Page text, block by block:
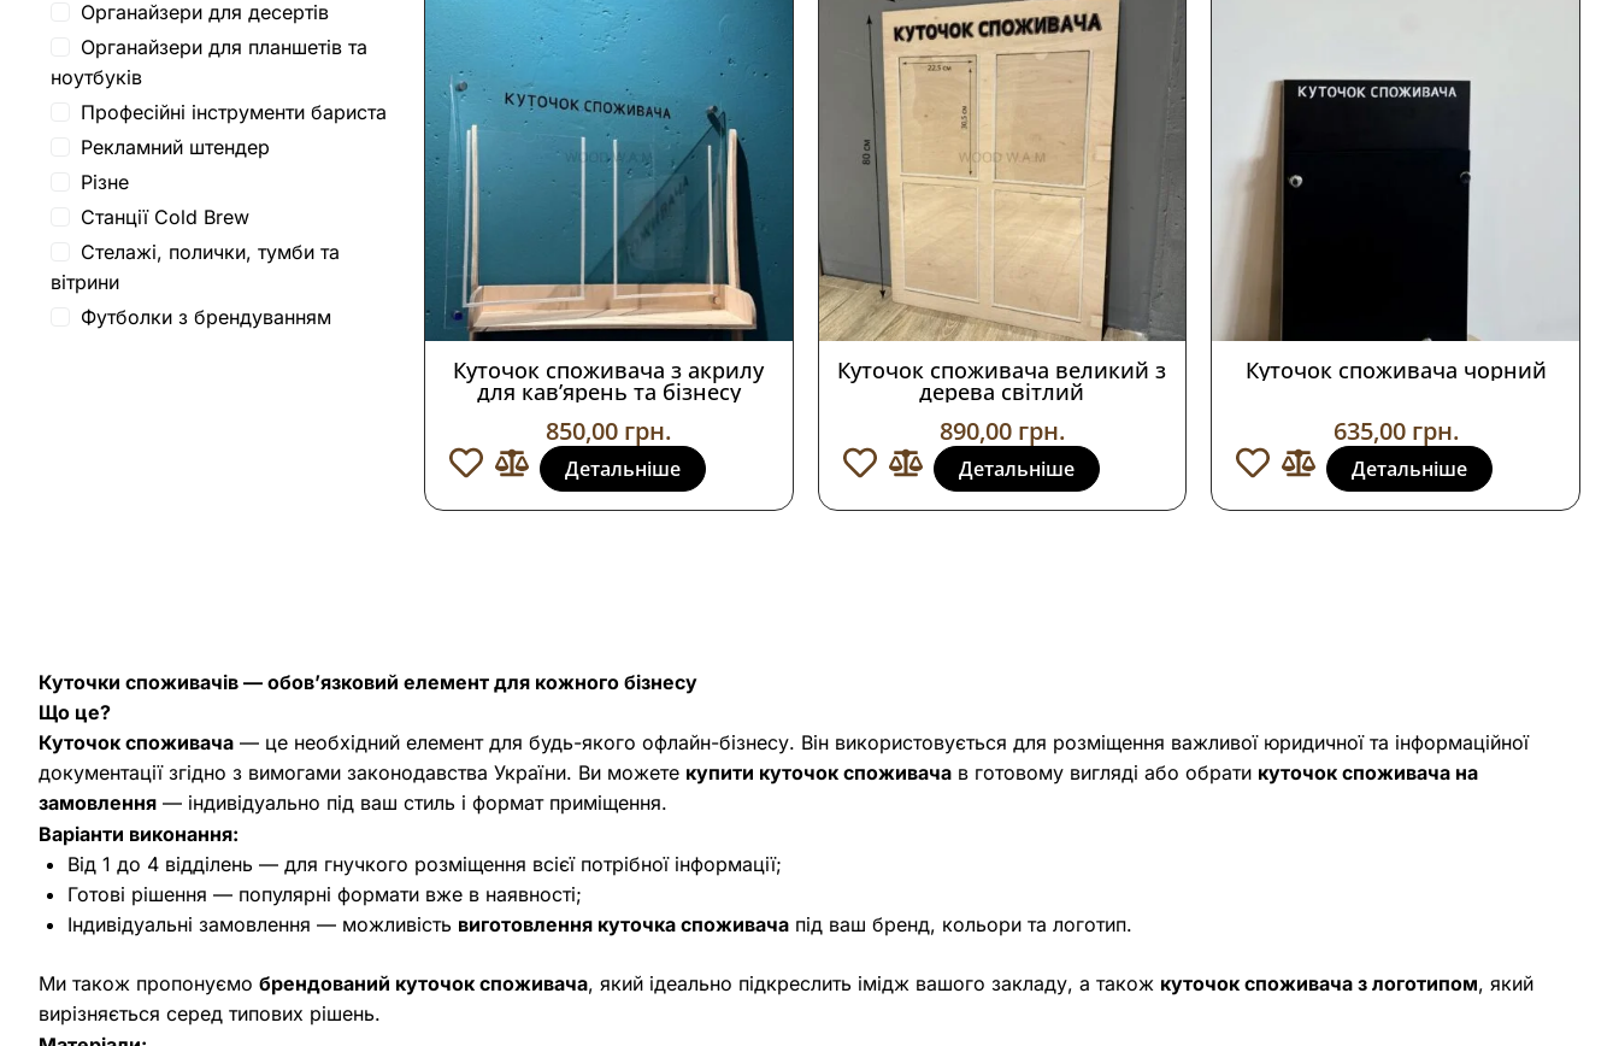
Органайзери для десертів
Органайзери для планшетів та
ноутбуків
Професійні інструменти бариста
Рекламний штендер
Різне
Станції Cold Brew
Стелажі, полички, тумби та
вітрини
Футболки з брендуванням
Куточок споживача з акрилу
для кавʼярень та бізнесу
850,00 грн.
Детальніше
Куточок споживача великий з
дерева світлий
890,00 грн.
Детальніше
Куточок споживача чорний
635,00 грн.
Детальніше
Куточки споживачів — обовʼязковий елемент для кожного бізнесу
Що це?
Куточок споживача — це необхідний елемент для будь-якого офлайн-бізнесу. Він використовується для розміщення важливої юридичної та інформаційної
документації згідно з вимогами законодавства України. Ви можете купити куточок споживача в готовому вигляді або обрати куточок споживача на
замовлення — індивідуально під ваш стиль і формат приміщення.
Варіанти виконання:
Від 1 до 4 відділень — для гнучкого розміщення всієї потрібної інформації;
Готові рішення — популярні формати вже в наявності;
Індивідуальні замовлення — можливість виготовлення куточка споживача під ваш бренд, кольори та логотип.
Ми також пропонуємо брендований куточок споживача, який ідеально підкреслить імідж вашого закладу, а також куточок споживача з логотипом, який
вирізняється серед типових рішень.